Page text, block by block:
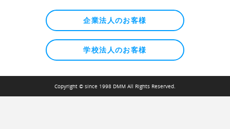
企業法人のお客様
学校法人のお客様
Copyright © since 1998 DMM All Rights Reserved.